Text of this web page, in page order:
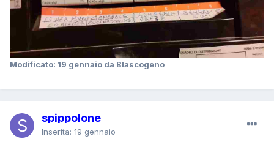
Modificato: 19 gennaio da Blascogeno
spippolone
Inserita: 19 gennaio